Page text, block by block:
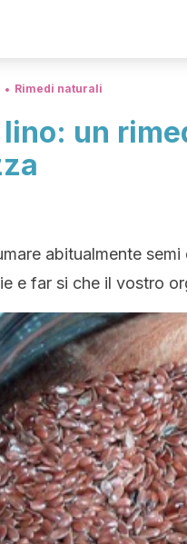
Rimedi naturali
lino: un
abitualmente
e far si che il vostro